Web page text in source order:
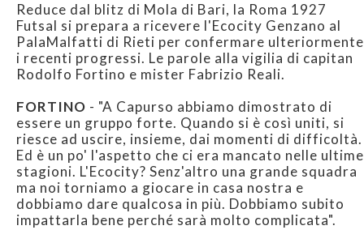
Reduce dal blitz di Mola di Bari, la Roma 1927
Futsal si prepara a ricevere l'Ecocity Genzano al
PalaMalfatti di Rieti per confermare ulteriormente
i recenti progressi. Le parole alla vigilia di capitan
Rodolfo Fortino e mister Fabrizio Reali.
FORTINO - "A Capurso abbiamo dimostrato di
essere un gruppo forte. Quando si è così uniti, si
riesce ad uscire, insieme, dai momenti di difficoltà.
Ed è un po' l'aspetto che ci era mancato nelle ultime
stagioni. L'Ecocity? Senz'altro una grande squadra
ma noi torniamo a giocare in casa nostra e
dobbiamo dare qualcosa in più. Dobbiamo subito
impattarla bene perché sarà molto complicata".